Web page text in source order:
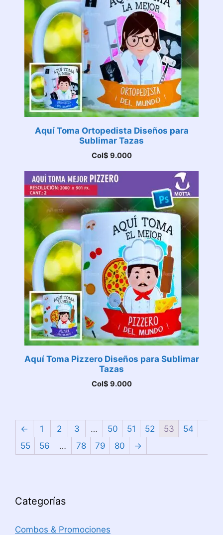
Aquí Toma Ortopedista Diseños para
Sublimar Tazas
Col$ 9.000
Aquí Toma Pizzero Diseños para Sublimar
Tazas
Col$ 9.000
← 1 2 3 … 50 51 52 53
54
55
56 … 78 79 80 →
Categorías
Combos & Promociones